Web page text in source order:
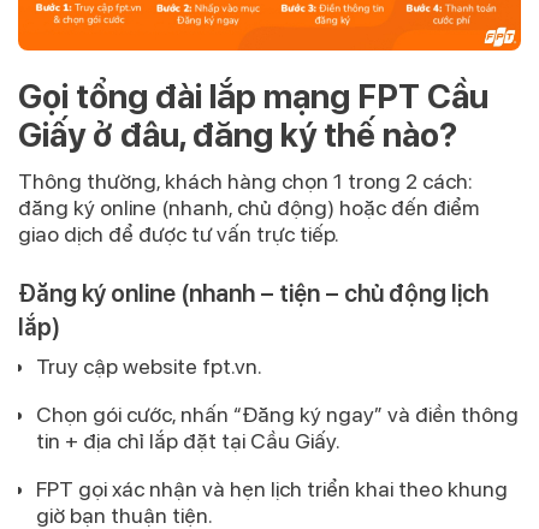
Gọi tổng đài lắp mạng FPT Cầu
Giấy ở đâu, đăng ký thế nào?
Thông thường, khách hàng chọn 1 trong 2 cách:
đăng ký online (nhanh, chủ động) hoặc đến điểm
giao dịch để được tư vấn trực tiếp.
Đăng ký online (nhanh – tiện – chủ động lịch
lắp)
Truy cậpwebsite fpt.vn.
Chọn gói cước, nhấn “Đăng ký ngay” và điền thông
tin + địa chỉ lắp đặt tại Cầu Giấy.
FPT gọi xác nhận và hẹn lịch triển khai theo khung
giờ bạn thuận tiện.